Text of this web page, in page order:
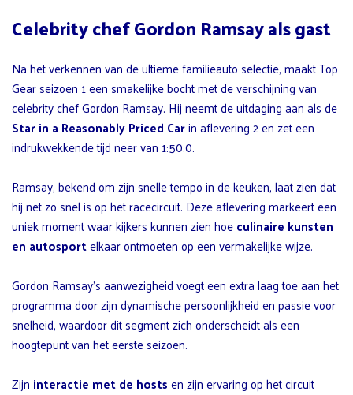
Celebrity chef Gordon Ramsay als gast
Na het verkennen van de ultieme familieauto selectie, maakt Top
Gear seizoen 1 een smakelijke bocht met de verschijning van
celebrity chef Gordon Ramsay. Hij neemt de uitdaging aan als de
Star in a Reasonably Priced Carin aflevering 2 en zet een
indrukwekkende tijd neer van 1:50.0.
Ramsay, bekend om zijn snelle tempo in de keuken, laat zien dat
hij net zo snel is op het racecircuit. Deze aflevering markeert een
uniek moment waar kijkers kunnen zien hoeculinaire kunsten
en autosportelkaar ontmoeten op een vermakelijke wijze.
Gordon Ramsay’s aanwezigheid voegt een extra laag toe aan het
programma door zijn dynamische persoonlijkheid en passie voor
snelheid, waardoor dit segment zich onderscheidt als een
hoogtepunt van het eerste seizoen.
Zijn interactie met de hostsen zijn ervaring op het circuit